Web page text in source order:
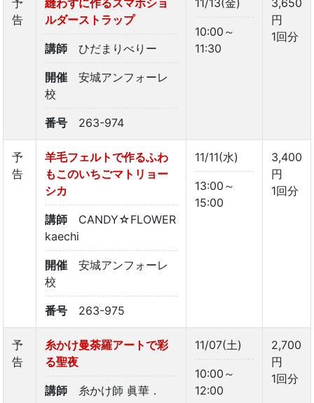
告
ルダーストラップ
講師 ひだまりべりー
開催
安城アンフォーレ
校
番号 263-974
10:00～
11:30
円
1回分
予
告
羊毛フェルトで作るふわ
もこのいちごマトリョー
シカ
講師
CANDY☆FLOWER
kaechi
開催
安城アンフォーレ
校
番号 263-975
11/11(水)
13:00～
15:00
3,400
円
1回分
予
告
糸かけ曼荼羅アートで彩
る聖夜
講師 糸かけ師 眞華．
11/07(土)
10:00～
12:00
2,700
円
1回分